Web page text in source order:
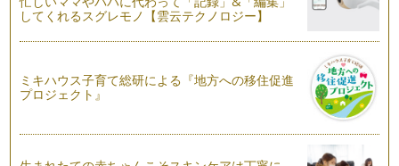
こんにちは！お菓子研究家 橋本清美です。 今回は、お手軽
マンゴーのタルト
こんにちは！ お菓子研究家 橋本清美です。 今回は初夏にぴ
ったりのマンゴー…
してくれるスグレモノ【雲云テクノロジー】
ミキハウス子育て総研による『地方への移住促進
プロジェクト』